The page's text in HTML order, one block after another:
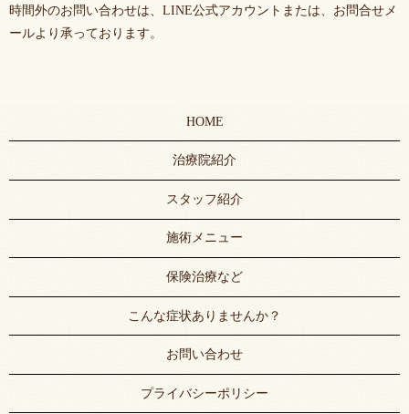
時間外のお問い合わせは、LINE公式アカウントまたは、お問合せメ
ールより承っております。
HOME
治療院紹介
スタッフ紹介
施術メニュー
保険治療など
こんな症状ありませんか？
お問い合わせ
プライバシーポリシー